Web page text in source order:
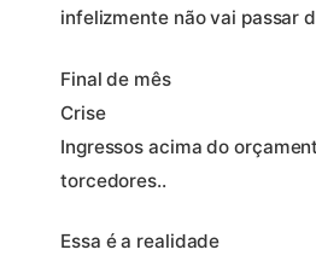
infelizmente não vai passar
Final de mês
Crise
Ingressos acima do
torcedores..
Essa é a realidade